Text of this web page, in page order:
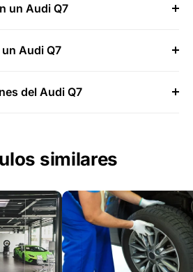
un Audi Q7
Audi Q7
del Audi Q7
similares